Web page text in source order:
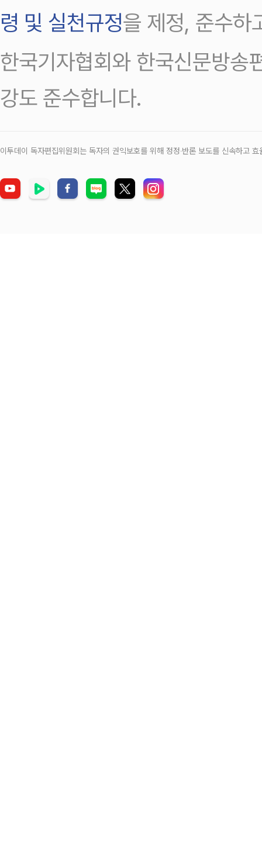
령 및 실천규정을 제정, 준수하
한국기자협회와 한국신문방송
강도 준수합니다.
이투데이 독자편집위원회는 독자의 권익보호를 위해 정정‧반론 보도를 신속하고